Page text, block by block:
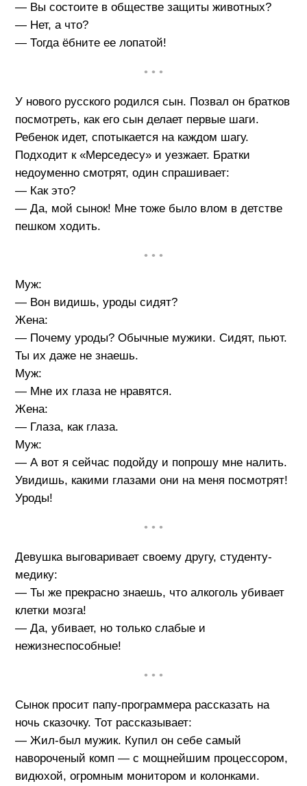
— Вы состоите в обществе защиты животных?
— Нет, а что?
— Тогда ёбните ее лопатой!
• • •
У нового русского родился сын. Позвал он братков
посмотреть, как его сын делает первые шаги.
Ребенок идет, спотыкается на каждом шагу.
Подходит к «Мерседесу» и уезжает. Братки
недоуменно смотрят, один спрашивает:
— Как это?
— Да, мой сынок! Мне тоже было влом в детстве
пешком ходить.
• • •
Муж:
— Вон видишь, уроды сидят?
Жена:
— Почему уроды? Обычные мужики. Сидят, пьют.
Ты их даже не знаешь.
Муж:
— Мне их глаза не нравятся.
Жена:
— Глаза, как глаза.
Муж:
— А вот я сейчас подойду и попрошу мне налить.
Увидишь, какими глазами они на меня посмотрят!
Уроды!
• • •
Девушка выговаривает своему другу, студенту-
медику:
— Ты же прекрасно знаешь, что алкоголь убивает
клетки мозга!
— Да, убивает, но только слабые и
нежизнеспособные!
• • •
Сынок просит папу-программера рассказать на
ночь сказочку. Тот рассказывает:
— Жил-был мужик. Купил он себе самый
навороченый комп — с мощнейшим процессором,
видюхой, огромным монитором и колонками.